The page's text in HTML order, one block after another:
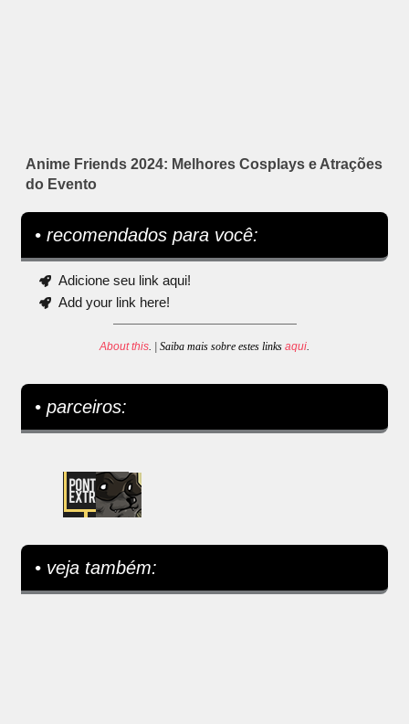
Anime Friends 2024: Melhores Cosplays e Atrações
do Evento
• recomendados para você:
Adicione seu link aqui!
Add your link here!
About this. | Saiba mais sobre estes links aqui.
• parceiros:
• veja também: